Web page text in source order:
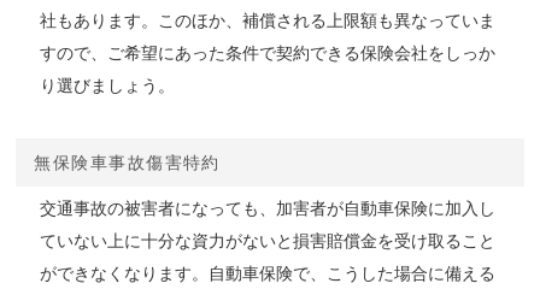
社もあります。このほか、補償される上限額も異なっていま
すので、ご希望にあった条件で契約できる保険会社をしっか
り選びましょう。
無保険車事故傷害特約
交通事故の被害者になっても、加害者が自動車保険に加入し
ていない上に十分な資力がないと損害賠償金を受け取ること
ができなくなります。自動車保険で、こうした場合に備える